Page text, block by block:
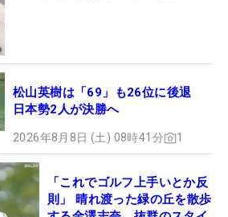
松山英樹は「69」も26位に後退
日本勢2人が決勝へ
2026年8月8日 (土) 08時41分 1
「これでゴルフ上手いとか反
則」 晴れ渡った緑の丘を散歩